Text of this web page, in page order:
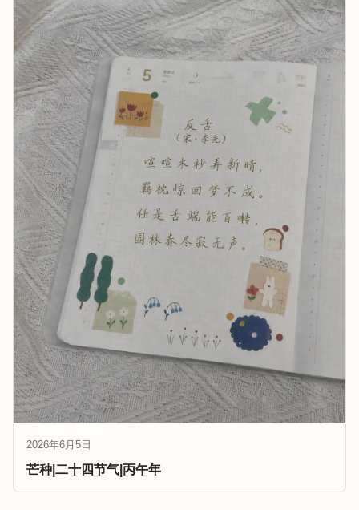
2026年6月5日
芒种|二十四节气|丙午年